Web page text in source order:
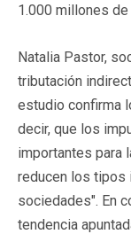
1.000 millones
Natalia Pastor,
tributación
estudio confirma
decir, que los
importantes para
reducen los
sociedades". En
tendencia